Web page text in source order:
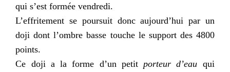
qui s’est formée vendredi.
L’effritement se poursuit donc aujourd’hui par un
doji dont l’ombre basse touche le support des 4800
points.
Ce doji a la forme d’un petit porteur d’eau qui